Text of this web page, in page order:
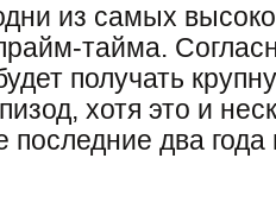
из самых
тайма.
получать
хотя это и
последние два